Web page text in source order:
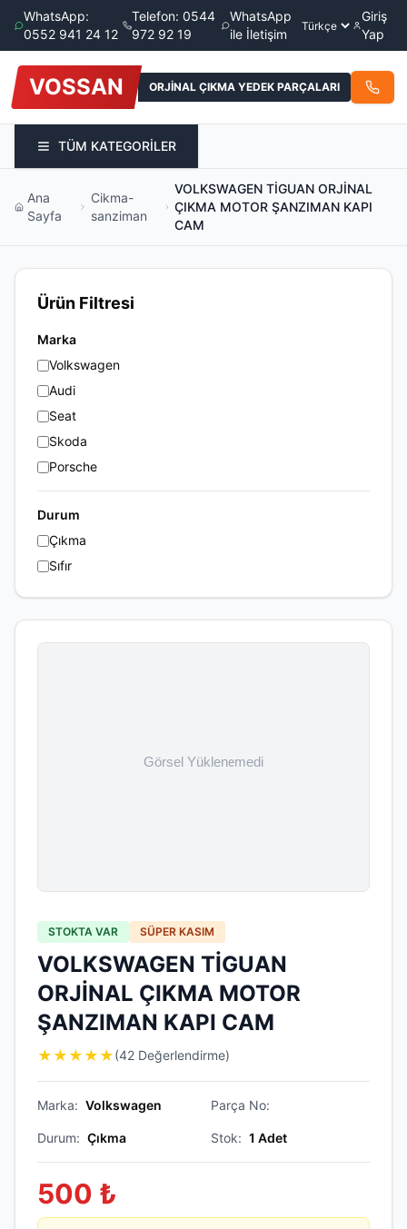
WhatsApp:
0552 941 24 12
Telefon: 0544
972 92 19
WhatsApp
ile İletişim
Giriş
Yap
VOSSAN ORJİNAL ÇIKMA YEDEK PARÇALARI
TÜM KATEGORİLER
Ana
Sayfa
Cikma-
sanziman
VOLKSWAGEN TİGUAN ORJİNAL
ÇIKMA MOTOR ŞANZIMAN KAPI
CAM
Ürün Filtresi
Marka
Volkswagen
Audi
Seat
Skoda
Porsche
Durum
Çıkma
Sıfır
STOKTA VAR SÜPER KASIM
VOLKSWAGEN TİGUAN
ORJİNAL ÇIKMA MOTOR
ŞANZIMAN KAPI CAM
★ ★ ★ ★ ★(42 Değerlendirme)
Marka: Volkswagen Parça No:
Durum: Çıkma Stok: 1 Adet
500 ₺